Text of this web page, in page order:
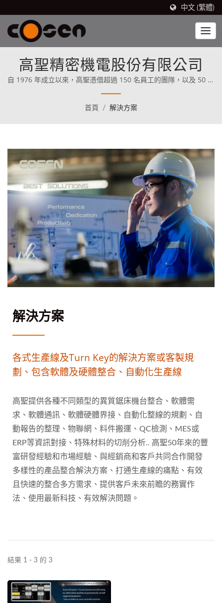
中文 (繁體)
高聖精密機電股份有限公司
自 1976 年成立以來，高聖憑借超過 150 名員工的團隊，以及 50 年
首頁 / 解決方案
解決方案
各式生產線及turn Key的解決方案或客製規
劃、包含軟體及硬體整合、自動化生產線
高聖提供各種不同類型的異質鋸床機台整合、軟體需
求、軟體通訊、軟體硬體界接、自動化整線的規劃、自
動報告的整理、物聯網、料件搬運、QC檢測、MES或
ERP等資訊對接、特殊材料的切削分析.. 高聖50年來的豐
富研發經驗和市場經驗、與經銷商和客戶共同合作開發
多樣性的產品整合解決方案、打通生產線的痛點、有效
且快速的整合多方需求、提供客戶未來前瞻的務實作
法、使用最新科技、有效解決問題。
結果 1 - 3 的 3